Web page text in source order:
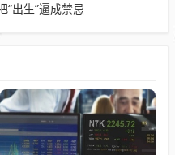
“出生”逼成禁忌